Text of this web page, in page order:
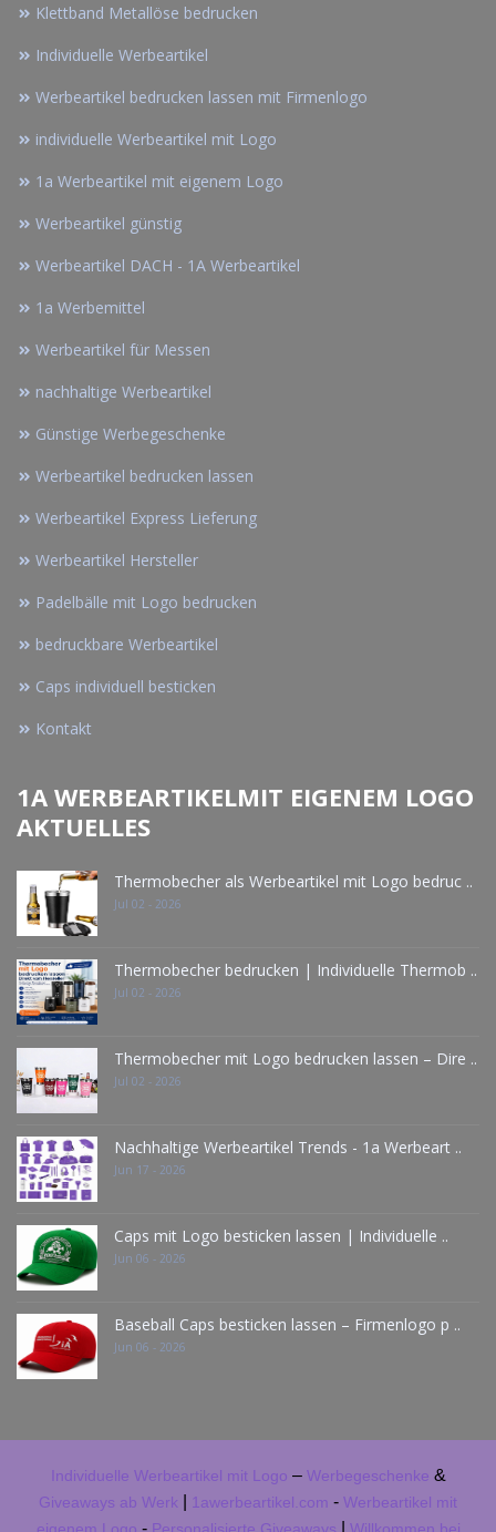
Klettband Metallöse bedrucken
Individuelle Werbeartikel
Werbeartikel bedrucken lassen mit Firmenlogo
individuelle Werbeartikel mit Logo
1a Werbeartikel mit eigenem Logo
Werbeartikel günstig
Werbeartikel DACH - 1A Werbeartikel
1a Werbemittel
Werbeartikel für Messen
nachhaltige Werbeartikel
Günstige Werbegeschenke
Werbeartikel bedrucken lassen
Werbeartikel Express Lieferung
Werbeartikel Hersteller
Padelbälle mit Logo bedrucken
bedruckbare Werbeartikel
Caps individuell besticken
Kontakt
1A WERBEARTIKELMIT EIGENEM LOGO
AKTUELLES
Thermobecher als Werbeartikel mit Logo bedruc ..
Jul 02 - 2026
Thermobecher bedrucken | Individuelle Thermob ..
Jul 02 - 2026
Thermobecher mit Logo bedrucken lassen – Dire ..
Jul 02 - 2026
Nachhaltige Werbeartikel Trends - 1a Werbeart ..
Jun 17 - 2026
Caps mit Logo besticken lassen | Individuelle ..
Jun 06 - 2026
Baseball Caps besticken lassen – Firmenlogo p ..
Jun 06 - 2026
Individuelle Werbeartikel mit Logo – Werbegeschenke &
Giveaways ab Werk 1awerbeartikel.com - Werbeartikel mit
-